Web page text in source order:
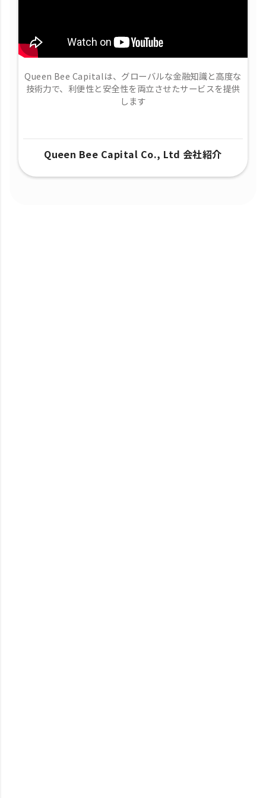
Queen Bee Capitalは、グローバルな金融知識と高度な
技術力で、​利便性と安全性を両立させたサービスを提供
します
Queen Bee Capital Co., Ltd 会社紹介